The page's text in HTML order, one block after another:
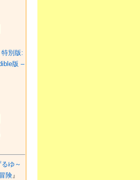
別版:
版 –
ゆ～
険』